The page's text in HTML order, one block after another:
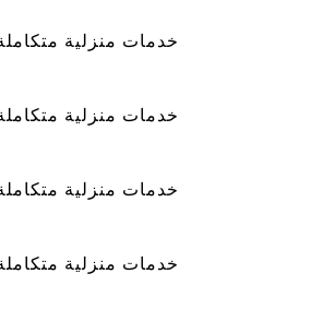
خدمات منزلية
خدمات منزلية
خدمات منزلية
خدمات منزلية